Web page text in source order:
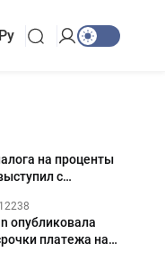
Ру
на проценты
с
12238
опубликовала
платежа на